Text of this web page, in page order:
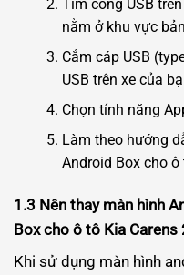
Tìm cổng USB
nằm ở khu vực
Cắm cáp USB
USB trên xe của
Chọn tính năng
Làm theo hướng
Android Box cho ô
1.3 Nên thay màn hình
Box cho ô tô Kia Carens
Khi sử dụng màn hình